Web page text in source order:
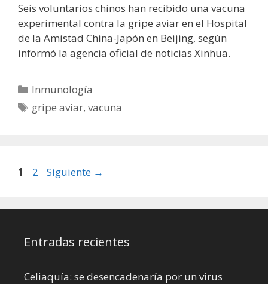
Seis voluntarios chinos han recibido una vacuna
experimental contra la gripe aviar en el Hospital
de la Amistad China-Japón en Beijing, según
informó la agencia oficial de noticias Xinhua.
Categorías
Inmunología
Etiquetas
gripe aviar,vacuna
Página
1 Página
2 Siguiente →
Entradas recientes
Celiaquía: se desencadenaría por un virus